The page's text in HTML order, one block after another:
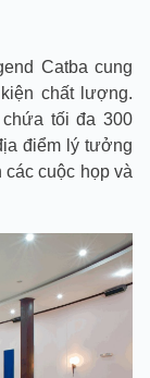
Catba cung
chất lượng.
tối đa 300
điểm lý tưởng
cuộc họp và